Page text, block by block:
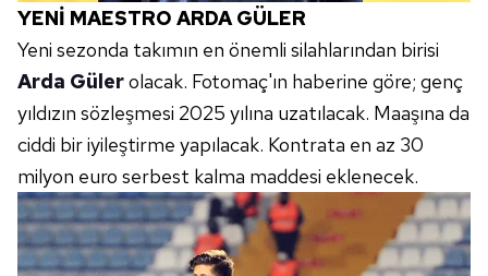
YENİ MAESTRO ARDA GÜLER
Yeni sezonda takımın en önemli silahlarından birisi
Arda Gülerolacak. Fotomaç'ın haberine göre; genç
yıldızın sözleşmesi 2025 yılına uzatılacak. Maaşına da
ciddi bir iyileştirme yapılacak. Kontrata en az 30
milyon euro serbest kalma maddesi eklenecek.